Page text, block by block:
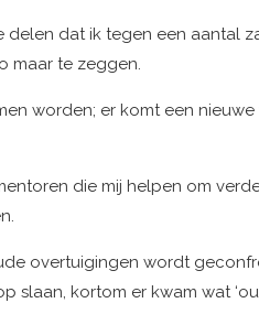
dat ik tegen een aantal
maar te zeggen.
worden; er komt een
die mij helpen om
overtuigingen wordt
slaan, kortom er kwam wat